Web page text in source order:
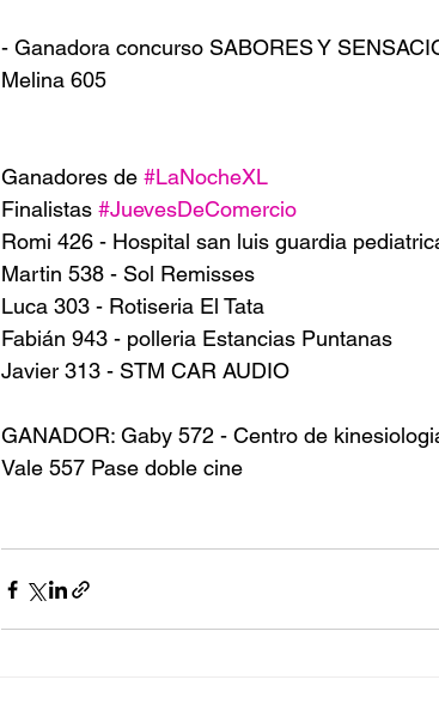
- Ganadora concurso SABORES Y
Melina 605
Ganadores de #LaNocheXL
Finalistas #JuevesDeComercio
Romi 426 - Hospital san luis guardia
Martin 538 - Sol Remisses
Luca 303 - Rotiseria El Tata
Fabián 943 - polleria Estancias Puntanas
Javier 313 - STM CAR AUDIO
GANADOR: Gaby 572 - Centro de
Vale 557 Pase doble cine